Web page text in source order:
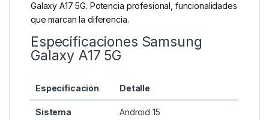
Galaxy A17 5G. Potencia profesional, funcionalidades
que marcan la diferencia.
Especificaciones Samsung
Galaxy A17 5G
Especificación Detalle
Sistema
Android 15